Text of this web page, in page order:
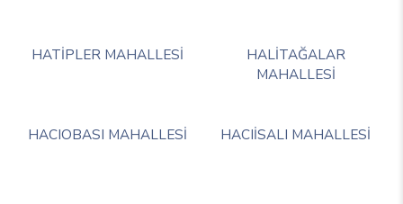
HATİPLER MAHALLESİ
HALİTAĞALAR
MAHALLESİ
HACIOBASI MAHALLESİ HACIİSALI MAHALLESİ